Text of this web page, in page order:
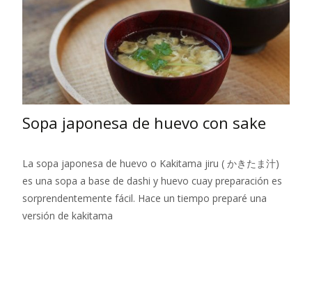
Sopa japonesa de huevo con sake
La sopa japonesa de huevo o Kakitama jiru ( かきたま汁)
es una sopa a base de dashi y huevo cuay preparación es
sorprendentemente fácil. Hace un tiempo preparé una
versión de kakitama